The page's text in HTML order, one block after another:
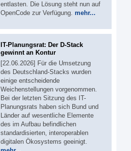
entlasten. Die Lösung steht nun auf
OpenCode zur Verfügung. mehr...
IT-Planungsrat: Der D-Stack
gewinnt an Kontur
[22.06.2026] Für die Umsetzung
des Deutschland-Stacks wurden
einige entscheidende
Weichenstellungen vorgenommen.
Bei der letzten Sitzung des IT-
Planungsrats haben sich Bund und
Länder auf wesentliche Elemente
des im Aufbau befindlichen
standardisierten, interoperablen
digitalen Ökosystems geeinigt.